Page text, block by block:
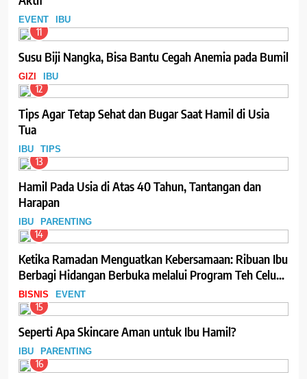
EVENT IBU
11
Susu Biji Nangka, Bisa Bantu Cegah Anemia pada Bumil
GIZI IBU
12
Tips Agar Tetap Sehat dan Bugar Saat Hamil di Usia
Tua
IBU TIPS
13
Hamil Pada Usia di Atas 40 Tahun, Tantangan dan
Harapan
IBU PARENTING
14
Ketika Ramadan Menguatkan Kebersamaan: Ribuan Ibu
Berbagi Hidangan Berbuka melalui Program Teh Celup
Sosro
BISNIS EVENT
15
Seperti Apa Skincare Aman untuk Ibu Hamil?
IBU PARENTING
16